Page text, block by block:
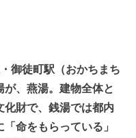
御徒町駅（おかちまち
が、燕湯。建物全体と
化財で、銭湯では都内
命をもらっている」